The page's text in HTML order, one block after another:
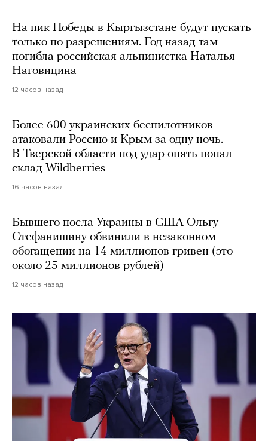
На пик Победы в Кыргызстане будут пускать
только по разрешениям. Год назад там
погибла российская альпинистка Наталья
Наговицина
12 часов назад
Более 600 украинских беспилотников
атаковали Россию и Крым за одну ночь.
В Тверской области под удар опять попал
склад Wildberries
16 часов назад
Бывшего посла Украины в США Ольгу
Стефанишину обвинили в незаконном
обогащении на 14 миллионов гривен (это
около 25 миллионов рублей)
12 часов назад